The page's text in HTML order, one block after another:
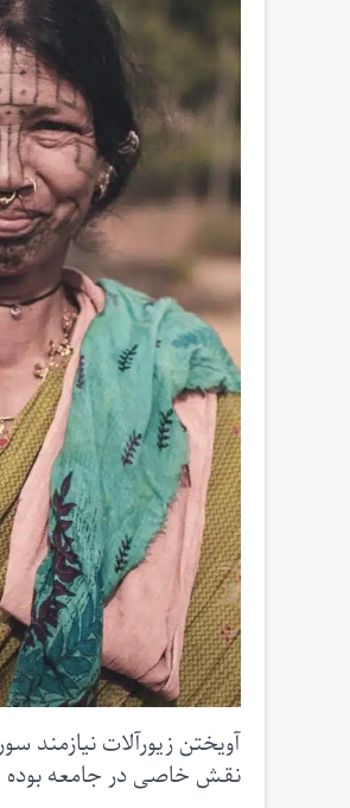
آویختن زیورآلات نیازمند
نقش خاصی در جامعه